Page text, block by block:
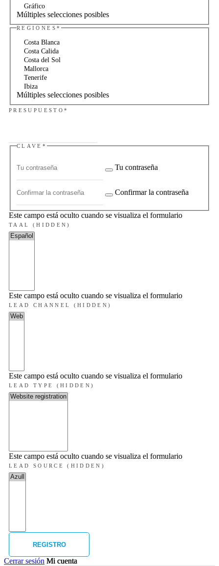
Gráfico
Múltiples selecciones posibles
REGIONES *
Costa Blanca
Costa Calida
Costa del Sol
Mallorca
Tenerife
Ibiza
Múltiples selecciones posibles
PRESUPUESTO *
CLAVE *
Tu contraseña
Confirmar la contraseña
Este campo está oculto cuando se visualiza el formulario
TAAL (HIDDEN)
Este campo está oculto cuando se visualiza el formulario
LEAD CHANNEL (HIDDEN)
Este campo está oculto cuando se visualiza el formulario
LEAD TYPE (HIDDEN)
Este campo está oculto cuando se visualiza el formulario
LEAD SOURCE (HIDDEN)
Cerrar sesión Mi cuenta